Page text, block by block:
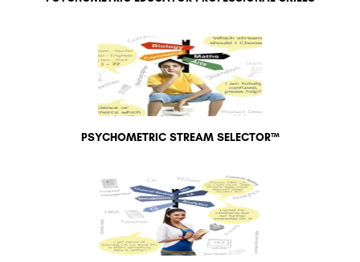
PSYCHOMETRIC STREAM SELECTOR™